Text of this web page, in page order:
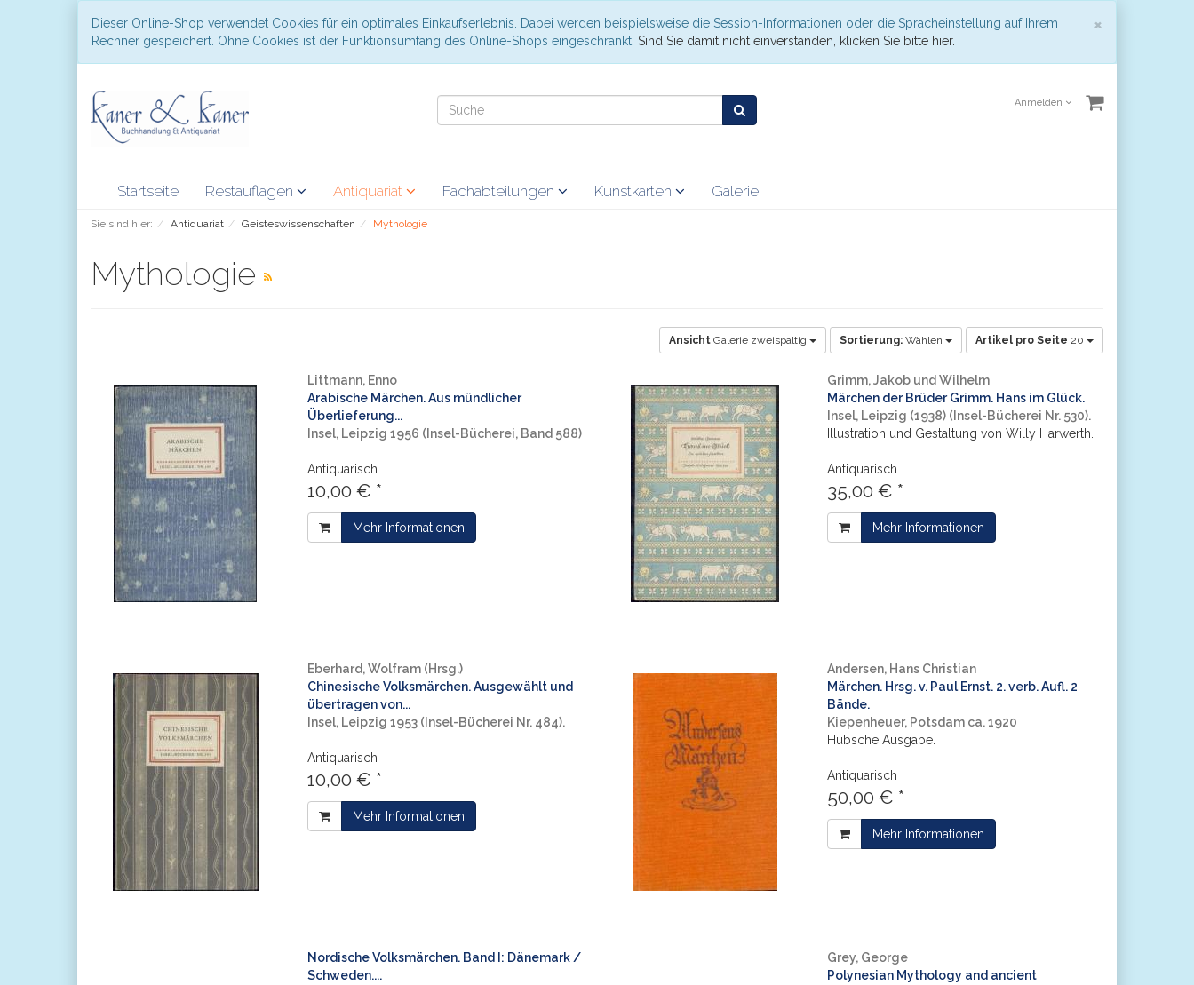
×
Dieser Online-Shop verwendet Cookies für ein optimales Einkaufserlebnis. Dabei werden beispielsweise die Session-Informationen oder die Spracheinstellung auf Ihrem
Rechner gespeichert. Ohne Cookies ist der Funktionsumfang des Online-Shops eingeschränkt. Sind Sie damit nicht einverstanden, klicken Sie bitte hier.
Anmelden
Startseite Restauflagen Antiquariat Fachabteilungen Kunstkarten Galerie
Sie sind hier: Antiquariat Geisteswissenschaften Mythologie
Mythologie
Ansicht Galerie zweispaltig Sortierung: Wählen Artikel pro Seite 20
Littmann, Enno
Arabische Märchen. Aus mündlicher
Überlieferung...
Insel, Leipzig 1956 (Insel-Bücherei, Band 588)
Antiquarisch
10,00 € *
Mehr Informationen
Grimm, Jakob und Wilhelm
Märchen der Brüder Grimm. Hans im Glück.
Insel, Leipzig (1938) (Insel-Bücherei Nr. 530).
Illustration und Gestaltung von Willy Harwerth.
Antiquarisch
35,00 € *
Mehr Informationen
Eberhard, Wolfram (Hrsg.)
Chinesische Volksmärchen. Ausgewählt und
übertragen von...
Insel, Leipzig 1953 (Insel-Bücherei Nr. 484).
Antiquarisch
10,00 € *
Mehr Informationen
Andersen, Hans Christian
Märchen. Hrsg. v. Paul Ernst. 2. verb. Aufl. 2
Bände.
Kiepenheuer, Potsdam ca. 1920
Hübsche Ausgabe.
Antiquarisch
50,00 € *
Mehr Informationen
Nordische Volksmärchen. Band I: Dänemark /
Schweden....
Grey, George
Polynesian Mythology and ancient